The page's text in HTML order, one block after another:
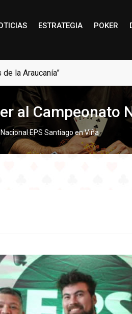
ESTRATEGIA POKER
la Araucanía”
al Campeonato
EPS Santiago en Viña